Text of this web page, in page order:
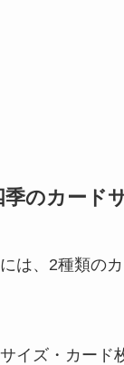
のカード
は、2種類の
イズ・カード